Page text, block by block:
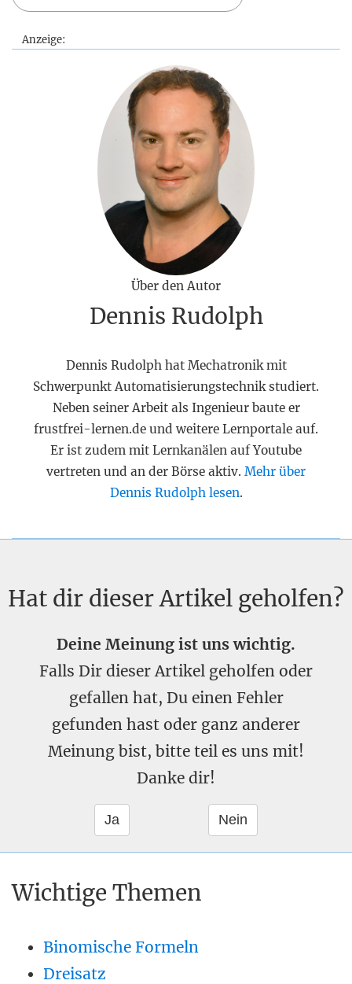
Anzeige:
Über den Autor
Dennis Rudolph
Dennis Rudolph hat Mechatronik mit
Schwerpunkt Automatisierungstechnik studiert.
Neben seiner Arbeit als Ingenieur baute er
frustfrei-lernen.de und weitere Lernportale auf.
Er ist zudem mit Lernkanälen auf Youtube
vertreten und an der Börse aktiv. Mehr über
Dennis Rudolph lesen.
Hat dir dieser Artikel geholfen?
Deine Meinung ist uns wichtig.
Falls Dir dieser Artikel geholfen oder
gefallen hat, Du einen Fehler
gefunden hast oder ganz anderer
Meinung bist, bitte teil es uns mit!
Danke dir!
Wichtige Themen
Binomische Formeln
Dreisatz